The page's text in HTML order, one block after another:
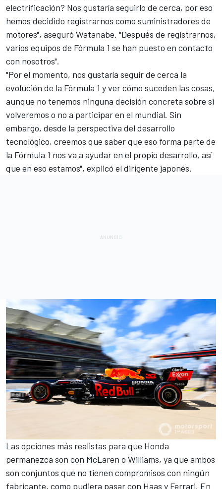
electrificación? Nos gustaría seguirlo de cerca, por eso
hemos decidido registrarnos como suministradores de
motores", aseguró Watanabe. "Después de registrarnos,
varios equipos de Fórmula 1 se han puesto en contacto
con nosotros".
"Por el momento, nos gustaría seguir de cerca la
evolución de la Fórmula 1 y ver cómo suceden las cosas,
aunque no tenemos ninguna decisión concreta sobre si
volveremos o no a participar en el mundial. Sin
embargo, desde la perspectiva del desarrollo
tecnológico, creemos que saber que eso forma parte de
la Fórmula 1 nos va a ayudar en el propio desarrollo, así
que en eso estamos", explicó el dirigente japonés.
Las opciones más realistas para que Honda
permanezca son con McLaren o Williams, ya que ambos
son conjuntos que no tienen compromisos con ningún
fabricante, como pudiera pasar con Haas y Ferrari. En